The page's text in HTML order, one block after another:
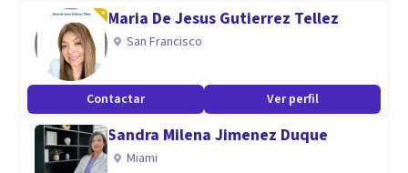
Maria De Jesus Gutierrez Tellez
San Francisco
Contactar Ver perfil
Sandra Milena Jimenez Duque
Miami